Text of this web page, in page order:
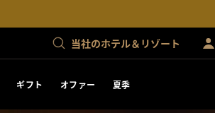
当社のホテル＆リゾート
ギフト オファー 夏季